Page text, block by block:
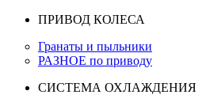
ПРИВОД КОЛЕСА
Гранаты и пыльники
РАЗНОЕ по приводу
СИСТЕМА ОХЛАЖДЕНИЯ